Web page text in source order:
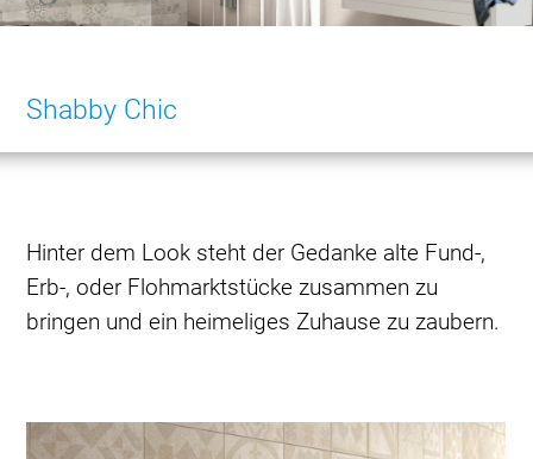
Shabby Chic
Hinter dem Look steht der Gedanke alte Fund-,
Erb-, oder Flohmarktstücke zusammen zu
bringen und ein heimeliges Zuhause zu zaubern.